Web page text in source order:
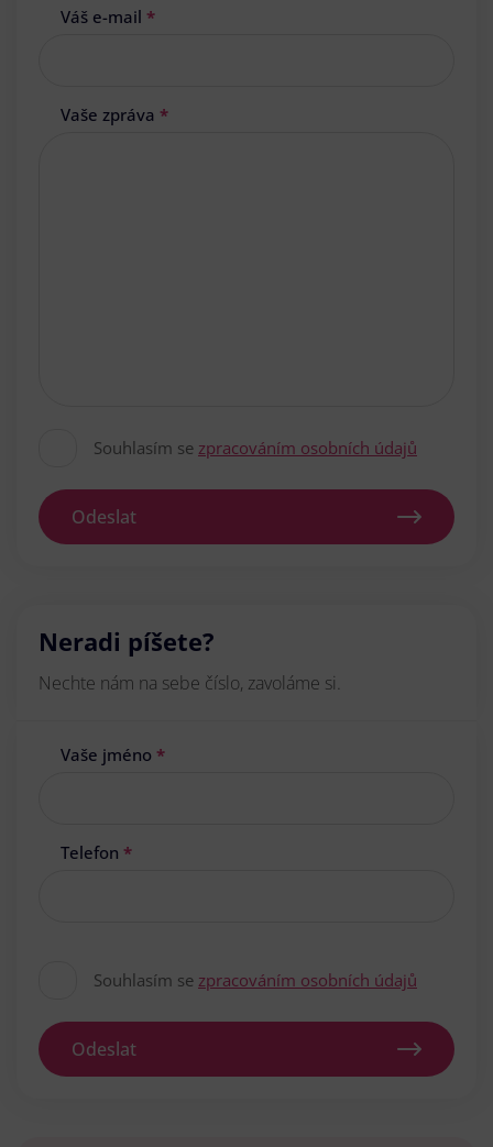
Váš e-mail *
Vaše zpráva *
Souhlasím se zpracováním osobních údajů
Odeslat
Neradi píšete?
Nechte nám na sebe číslo, zavoláme si.
Vaše jméno *
Telefon *
Souhlasím se zpracováním osobních údajů
Odeslat